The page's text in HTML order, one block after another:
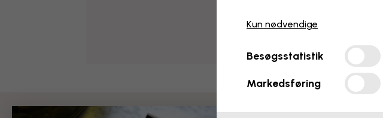
Kun nødvendige
Besøgsstatistik
Markedsføring